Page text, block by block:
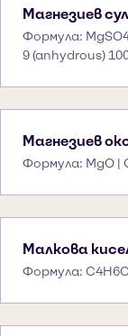
Магнезиев
Формула:
9 (anhydrous)
Магнезиев
Формула: MgO |
Малкова
Формула: